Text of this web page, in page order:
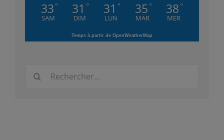
33 °
SAM
31 °
DIM
31 °
LUN
35 °
MAR
38 °
MER
Temps à partir de OpenWeatherMap